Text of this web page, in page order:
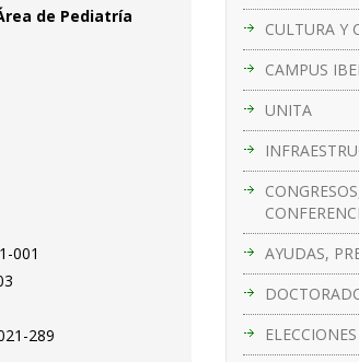
CULTURA Y
CAMPUS
UNITA
AYUDAS,
ELECCIONES
de Pediatría
001
289